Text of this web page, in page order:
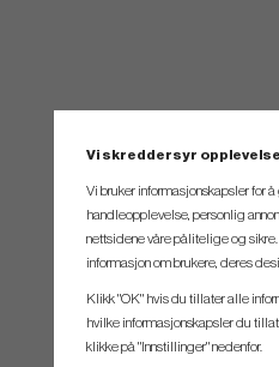
Vi skreddersyr
Vi bruker informasjonskapsler for
handleopplevelse, personlig
nettsidene våre pålitelige og
informasjon om brukere, deres
Klikk "OK" hvis du tillater alle
hvilke informasjonskapsler du
klikke på "Innstillinger" nedenfor.